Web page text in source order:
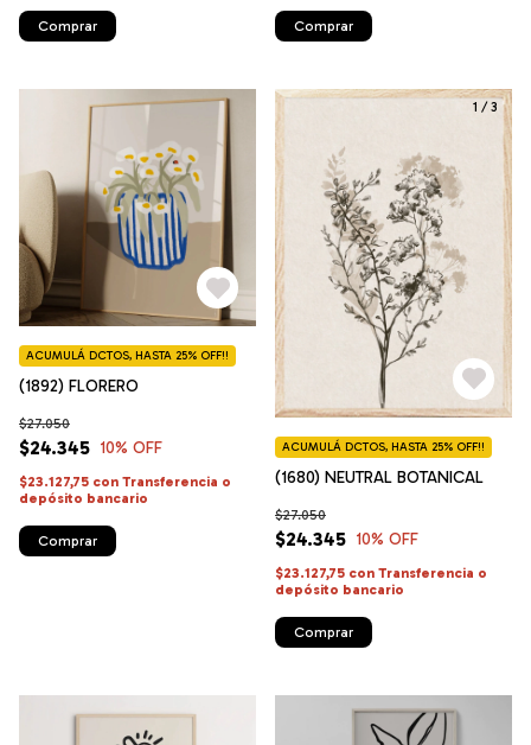
Comprar Comprar
(1892) FLORERO
$24.345
$27.050
10% OFF
ACUMULÁ DCTOS, HASTA 25% OFF!!
$23.127,75 con Transferencia o
depósito bancario
Comprar
1 /3
(1680) NEUTRAL BOTANICAL
$24.345
$27.050
10% OFF
ACUMULÁ DCTOS, HASTA 25% OFF!!
$23.127,75 con Transferencia o
depósito bancario
Comprar